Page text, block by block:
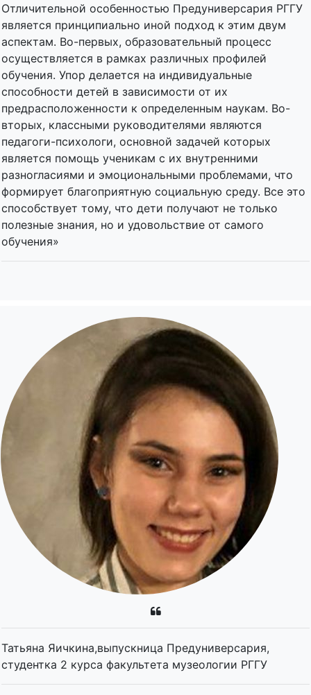
Отличительной особенностью Предуниверсария РГГУ
является принципиально иной подход к этим двум
аспектам. Во-первых, образовательный процесс
осуществляется в рамках различных профилей
обучения. Упор делается на индивидуальные
способности детей в зависимости от их
предрасположенности к определенным наукам. Во-
вторых, классными руководителями являются
педагоги-психологи, основной задачей которых
является помощь ученикам с их внутренними
разногласиями и эмоциональными проблемами, что
формирует благоприятную социальную среду. Все это
способствует тому, что дети получают не только
полезные знания, но и удовольствие от самого
обучения»
Татьяна Яичкина,выпускница Предуниверсария,
студентка 2 курса факультета музеологии РГГУ